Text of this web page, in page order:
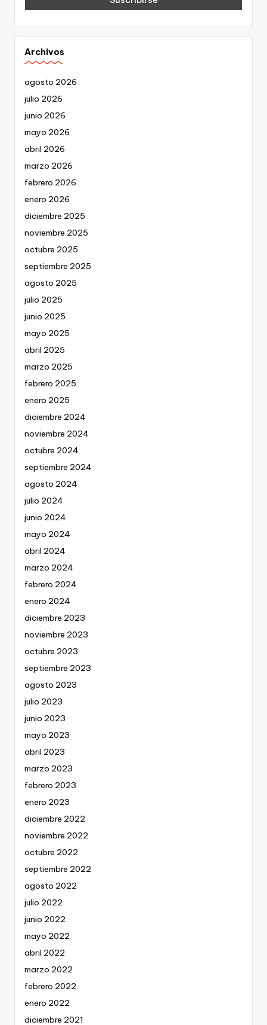
Archivos
agosto 2026
julio 2026
junio 2026
mayo 2026
abril 2026
marzo 2026
febrero 2026
enero 2026
diciembre 2025
noviembre 2025
octubre 2025
septiembre 2025
agosto 2025
julio 2025
junio 2025
mayo 2025
abril 2025
marzo 2025
febrero 2025
enero 2025
diciembre 2024
noviembre 2024
octubre 2024
septiembre 2024
agosto 2024
julio 2024
junio 2024
mayo 2024
abril 2024
marzo 2024
febrero 2024
enero 2024
diciembre 2023
noviembre 2023
octubre 2023
septiembre 2023
agosto 2023
julio 2023
junio 2023
mayo 2023
abril 2023
marzo 2023
febrero 2023
enero 2023
diciembre 2022
noviembre 2022
octubre 2022
septiembre 2022
agosto 2022
julio 2022
junio 2022
mayo 2022
abril 2022
marzo 2022
febrero 2022
enero 2022
diciembre 2021